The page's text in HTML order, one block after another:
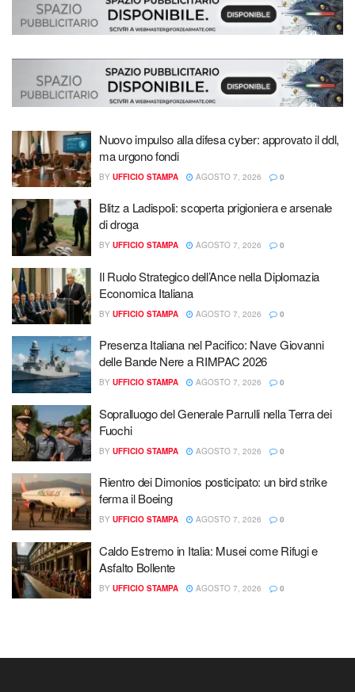
Nuovo impulso alla difesa cyber: approvato il ddl,
ma urgono fondi
BY UFFICIO STAMPA AGOSTO 7, 2026 0
Blitz a Ladispoli: scoperta prigioniera e arsenale
di droga
BY UFFICIO STAMPA AGOSTO 7, 2026 0
Il Ruolo Strategico dell’Ance nella Diplomazia
Economica Italiana
BY UFFICIO STAMPA AGOSTO 7, 2026 0
Presenza Italiana nel Pacifico: Nave Giovanni
delle Bande Nere a RIMPAC 2026
BY UFFICIO STAMPA AGOSTO 7, 2026 0
Sopralluogo del Generale Parrulli nella Terra dei
Fuochi
BY UFFICIO STAMPA AGOSTO 7, 2026 0
Rientro dei Dimonios posticipato: un bird strike
ferma il Boeing
BY UFFICIO STAMPA AGOSTO 7, 2026 0
Caldo Estremo in Italia: Musei come Rifugi e
Asfalto Bollente
BY UFFICIO STAMPA AGOSTO 7, 2026 0